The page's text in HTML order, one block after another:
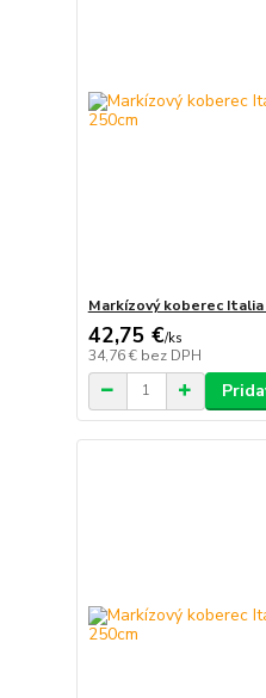
Markízový koberec Italia
42,75 €/ks
34,76 € bez DPH